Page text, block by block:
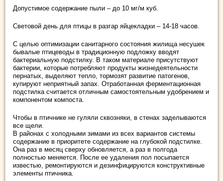
Допустимое содержание пыли – до 10 мг/м куб.
Световой день для птицы в разгар яйцекладки – 14-18 часов.
С целью оптимизации санитарного состояния жилища несушек
бывалые птицеводы в традиционную подложку вводят
бактериальную подстилку. В таком материале присутствуют
бактерии, которые потребляют продукты жизнедеятельности
пернатых, выделяют тепло, тормозят развитие патогенов,
купируют неприятный запах. Отработанная ферментационная
подстилка считается отличным самостоятельным удобрением и
компонентом компоста.
Чтобы в птичнике не гуляли сквозняки, в стенах заделываются
все щели.
В районах с холодными зимами из всех вариантов системы
содержание в приоритете содержание на глубокой подстилке.
Она раз в месяц сверху обновляется, а раз в полгода
полностью меняется. После ее удаления пол посыпается
известью, ремонтируются и дезинфицируются конструктивные
элементы птичника.